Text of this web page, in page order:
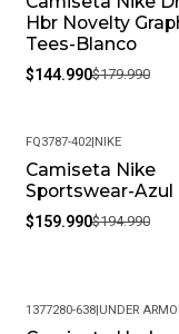
Hbr Novelty
Tees-Blanco
$144.990$179.990
-18%
FQ3787-402|NIKE
Camiseta Nike
Sportswear-Azul
$159.990$194.990
1377280-638|UNDER